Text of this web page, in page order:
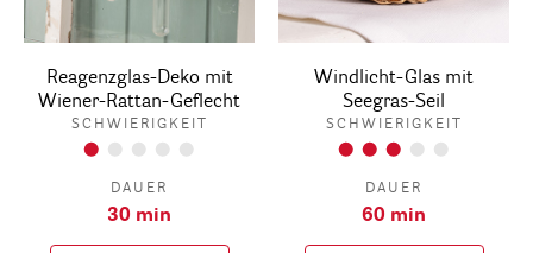
Reagenzglas-Deko mit
Wiener-Rattan-Geflecht
SCHWIERIGKEIT
DAUER
30 min
Windlicht-Glas mit
Seegras-Seil
SCHWIERIGKEIT
DAUER
60 min